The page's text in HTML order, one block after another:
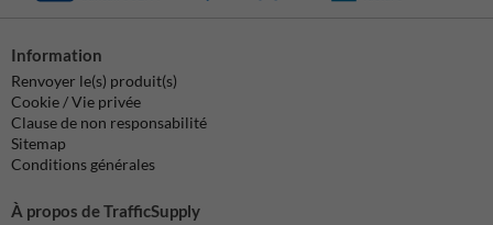
Information
Renvoyer le(s) produit(s)
Cookie / Vie privée
Clause de non responsabilité
Sitemap
Conditions générales
À propos de TrafficSupply